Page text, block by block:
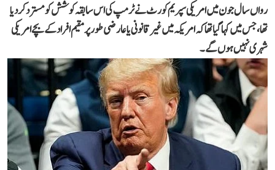
رواں سال جون میں امریکی سپریم کورٹ نے ٹرمپ کی اس سابقہ کوشش کو مسترد کر دیا
تھا، جس میں کہا گیا تھا کہ امریکہ میں غیر قانونی یا عارضی طور پر مقیم افراد کے بچے امریکی
شہری نہیں ہوں گے۔